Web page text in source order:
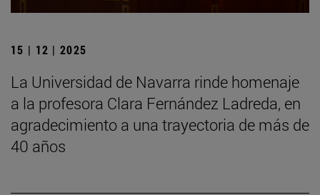
15 | 12 | 2025
La Universidad de Navarra rinde homenaje
a la profesora Clara Fernández Ladreda, en
agradecimiento a una trayectoria de más de
40 años